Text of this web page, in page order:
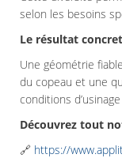
selon les besoins
Le résultat
Une géométrie
du copeau et une
conditions
Découvrez tout
🔗 https://